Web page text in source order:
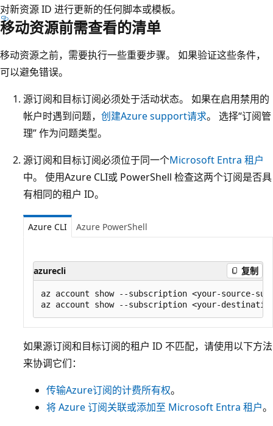
对新资源 ID 进行更新的任何脚本或模板。
移动资源前需查看的清单
移动资源之前，需要执行一些重要步骤。 如果验证这些条件，
可以避免错误。
源订阅和目标订阅必须处于活动状态。 如果在启用禁用的
帐户时遇到问题， 创建Azure support请求。 选择“订阅管
理” 作为问题类型。
源订阅和目标订阅必须位于同一个Microsoft Entra 租户
中。 使用Azure CLI或 PowerShell 检查这两个订阅是否具
有相同的租户 ID。
Azure CLI Azure PowerShell
azurecli 复制
az account show --subscription <your-source-
如果源订阅和目标订阅的租户 ID 不匹配，请使用以下方法
来协调它们：
传输Azure订阅的计费所有权。
将 Azure 订阅关联或添加至 Microsoft Entra 租户。